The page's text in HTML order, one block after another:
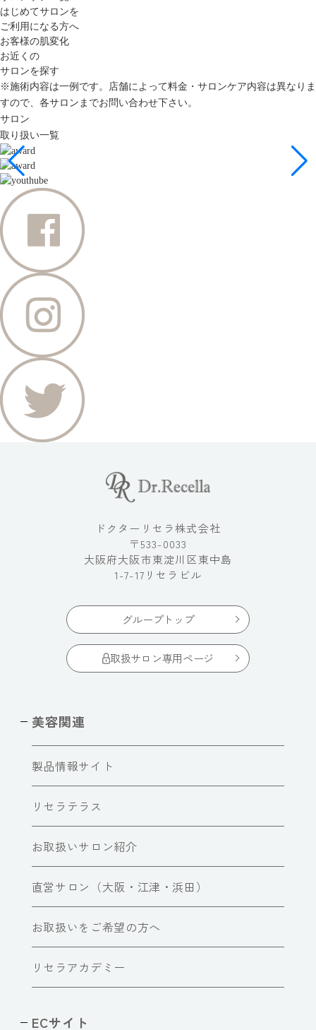
はじめてサロンを
ご利用になる方へ
お客様の肌変化
お近くの
サロンを探す
※施術内容は一例です。店舗によって料金・サロンケア内容は異なりま
すので、各サロンまでお問い合わせ下さい。
サロン
取り扱い一覧
ドクターリセラ株式会社
〒533-0033
大阪府大阪市東淀川区東中島
1-7-17リセラビル
グループトップ
取扱サロン専用ページ
美容関連
製品情報サイト
リセラテラス
お取扱いサロン紹介
直営サロン（大阪・江津・浜田）
お取扱いをご希望の方へ
リセラアカデミー
ECサイト